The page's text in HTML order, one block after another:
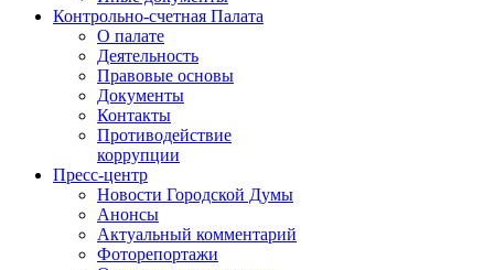
Контрольно-счетная Палата
О палате
Деятельность
Правовые основы
Документы
Контакты
Противодействие
коррупции
Пресс-центр
Новости Городской Думы
Анонсы
Актуальный комментарий
Фоторепортажи